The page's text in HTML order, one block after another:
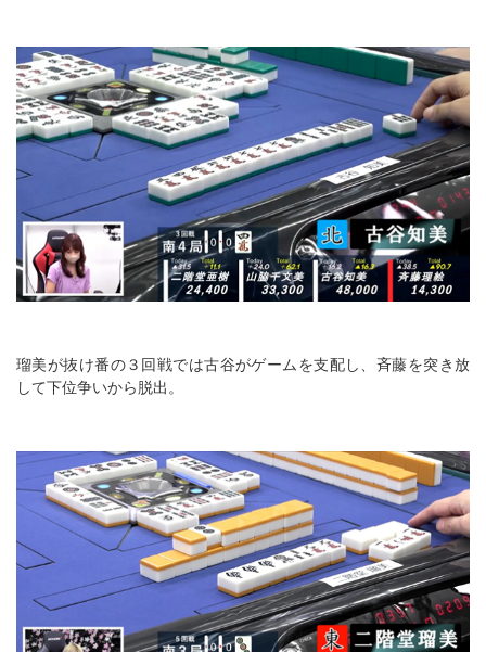
瑠美が抜け番の３回戦では古谷がゲームを支配し、斉藤を突き放
して下位争いから脱出。